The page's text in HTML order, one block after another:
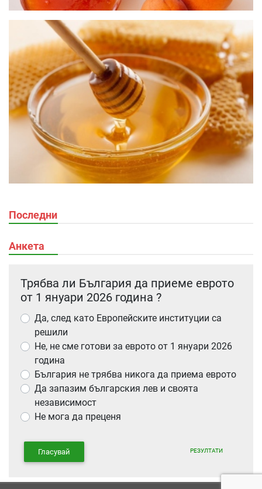
Последни
Анкета
Трябва ли България да приеме еврото
от 1 януари 2026 година ?
Да, след като Европейските институции са
решили
Не, не сме готови за еврото от 1 януари 2026
година
България не трябва никога да приема еврото
Да запазим българския лев и своята
независимост
Не мога да преценя
Гласувай РЕЗУЛТАТИ